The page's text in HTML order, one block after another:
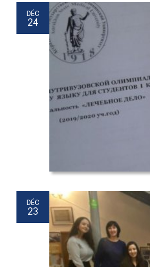
DÉC
24
DÉC
23